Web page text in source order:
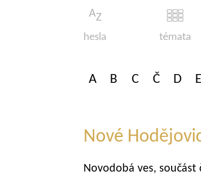
hesla témata
A B C Č D E
Nové
Novodobá ves, součást